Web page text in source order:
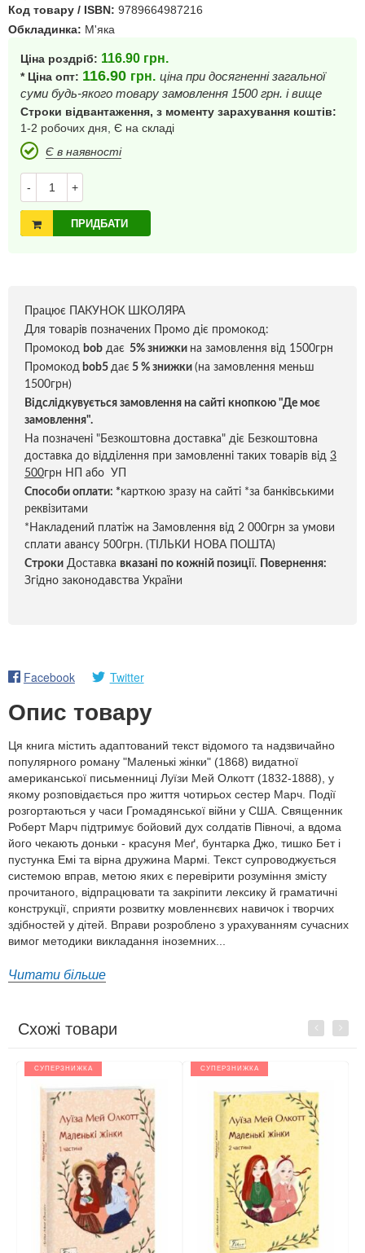
Код товару / ISBN: 9789664987216
Обкладинка: М'яка
Ціна роздріб: 116.90 грн.
* Ціна опт: 116.90 грн. ціна при досягненні загальної
суми будь-якого товару замовлення 1500 грн. і вище
Строки відвантаження, з моменту зарахування коштів:
1-2 робочих дня, Є на складі
Є в наявності
- +
ПРИДБАТИ
Працює ПАКУНОК ШКОЛЯРА
Для товарів позначених Промо діє промокод:
Промокод bob дає 5% знижки на замовлення від 1500грн
Промокод bob5 дає 5 % знижки (на замовлення меньш
1500грн)
Відслідкувується замовлення на сайті кнопкою "Де моє
замовлення".
На позначені "Безкоштовна доставка" діє Безкоштовна
доставка до відділення при замовленні таких товарів від 3
500грн НП або УП
Способи оплати: *карткою зразу на сайті *за банківськими
реквізитами
*Накладений платіж на Замовлення від 2 000грн за умови
сплати авансу 500грн. (ТІЛЬКИ НОВА ПОШТА)
Строки Доставка вказані по кожній позиції.
Повернення:
Згідно законодавства України
Facebook Twitter
Опис товару
Ця книга містить адаптований текст відомого та надзвичайно
популярного роману "Маленькі жінки" (1868) видатної
американської письменниці Луїзи Мей Олкотт (1832-1888), у
якому розповідається про життя чотирьох сестер Марч. Події
розгортаються у часи Громадянської війни у США. Священник
Роберт Марч підтримує бойовий дух солдатів Півночі, а вдома
його чекають доньки - красуня Меґ, бунтарка Джо, тишко Бет і
пустунка Емі та вірна дружина Мармі. Текст супроводжується
системою вправ, метою яких є перевірити розуміння змісту
прочитаного, відпрацювати та закріпити лексику й граматичні
конструкції, сприяти розвитку мовленнєвих навичок і творчих
здібностей у дітей. Вправи розроблено з урахуванням сучасних
вимог методики викладання іноземних...
Читати більше
Схожі товари Previous
СУПЕРЗНИЖКА СУПЕРЗНИЖКА
Next